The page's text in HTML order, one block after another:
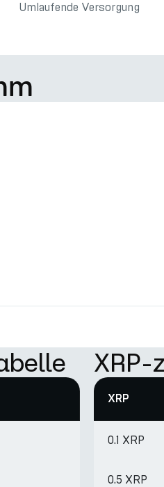
Umlaufende Versorgung
XRP-
XRP
0.1 XRP
0.5 XRP